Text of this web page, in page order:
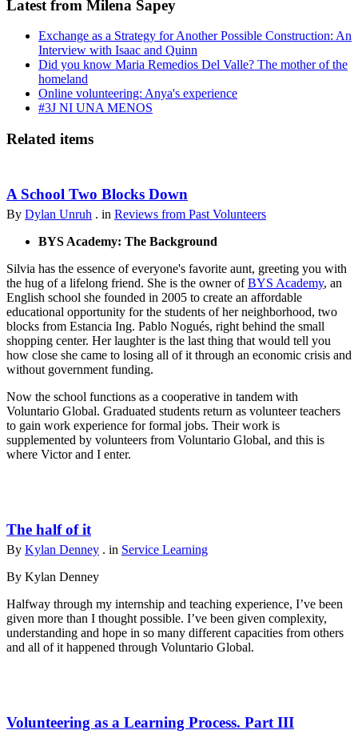
Latest from Milena Sapey
Exchange as a Strategy for Another Possible Construction: An
Interview with Isaac and Quinn
Did you know Maria Remedios Del Valle? The mother of the
homeland
Online volunteering: Anya's experience
#3J NI UNA MENOS
Related items
A School Two Blocks Down
By Dylan Unruh . in Reviews from Past Volunteers
BYS Academy: The Background
Silvia has the essence of everyone's favorite aunt, greeting you with
the hug of a lifelong friend. She is the owner ofBYS Academy, an
English school she founded in 2005 to create an affordable
educational opportunity for the students of her neighborhood, two
blocks from Estancia Ing. Pablo Nogués, right behind the small
shopping center. Her laughter is the last thing that would tell you
how close she came to losing all of it through an economic crisis and
without government funding.
Now the school functions as a cooperative in tandem with
Voluntario Global. Graduated students return as volunteer teachers
to gain work experience for formal jobs. Their work is
supplemented by volunteers from Voluntario Global, and this is
where Victor and I enter.
The half of it
By Kylan Denney . in Service Learning
By Kylan Denney
Halfway through my internship and teaching experience, I’ve been
given more than I thought possible. I’ve been given complexity,
understanding and hope in so many different capacities from others
and all of it happened through Voluntario Global.
Volunteering as a Learning Process. Part III